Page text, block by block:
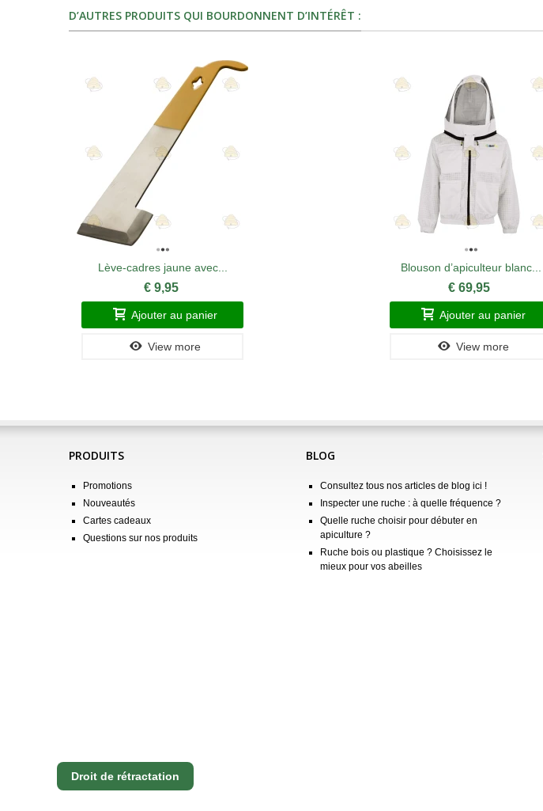
D’AUTRES PRODUITS QUI BOURDONNENT D’INTÉRÊT :
Lève-cadres jaune avec...
€ 9,95
Ajouter au panier
View more
Blouson d’apiculteur blanc...
€ 69,95
Ajouter au panier
View more
PRODUITS
Promotions
Nouveautés
Cartes cadeaux
Questions sur nos produits
BLOG
Consultez tous nos articles de blog ici !
Inspecter une ruche : à quelle fréquence ?
Quelle ruche choisir pour débuter en
apiculture ?
Ruche bois ou plastique ? Choisissez le
mieux pour vos abeilles
Droit de rétractation